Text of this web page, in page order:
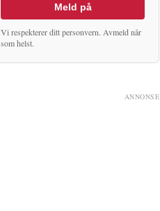
Meld på
Vi respekterer ditt personvern. Avmeld når
som helst.
ANNONSE